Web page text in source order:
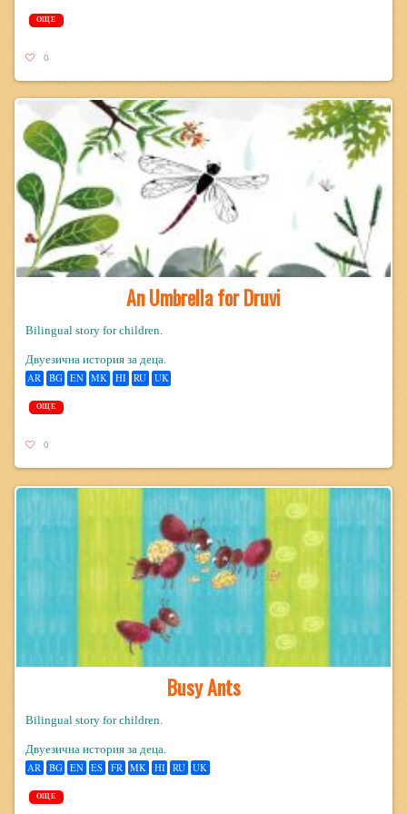
ОЩЕ
0
An Umbrella for Druvi
Bilingual story for children.
Двуезична история за деца.
AR BG EN MK HI RU UK
ОЩЕ
0
Busy Ants
Bilingual story for children.
Двуезична история за деца.
AR BG EN ES FR MK HI RU UK
ОЩЕ